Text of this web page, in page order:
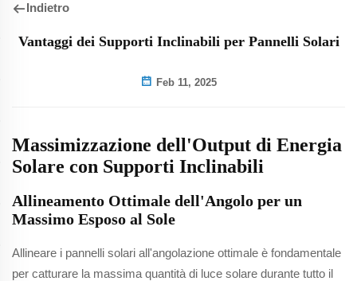
Indietro
Vantaggi dei Supporti Inclinabili per Pannelli Solari
Feb 11, 2025
Massimizzazione dell'Output di Energia
Solare con Supporti Inclinabili
Allineamento Ottimale dell'Angolo per un
Massimo Esposo al Sole
Allineare i pannelli solari all'angolazione ottimale è fondamentale
per catturare la massima quantità di luce solare durante tutto il